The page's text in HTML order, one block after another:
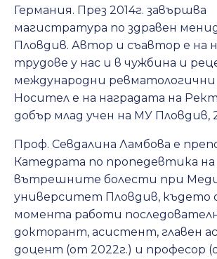
Германия. През 2014г. завършва
магистратура по здравен
Пловдив. Автор и съавтор е на
трудове у нас и в чужбина и
международни ревматологични
Носител е на наградата на
добър млад учен на МУ Пловдив,
Проф. Севдалина Ламбова е
Катедрата по пропедевтика на
вътрешните болести при
университет Пловдив, където
момента работи
докторант, асистент, главен
доцент (от 2022г.) и професор